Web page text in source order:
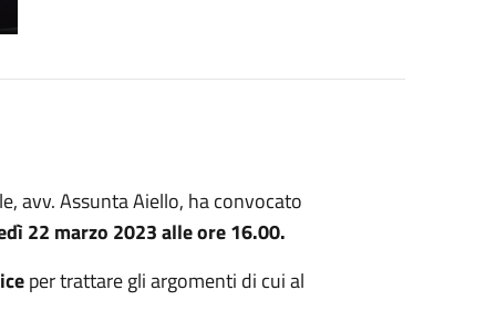
avv. Assunta Aiello, ha convocato
22 marzo 2023 alle ore 16.00.
per trattare gli argomenti di cui al